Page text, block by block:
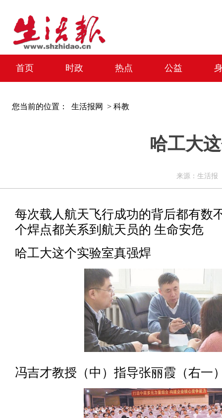
首页 时政 热点 公益
您当前的位置： 生活报网 > 科教
哈工大
来源：生活
每次载人航天飞行成功的背后都有数
个焊点都关系到航天员的 生命安危
哈工大这个实验室真强焊
冯吉才教授（中）指导张丽霞（右一